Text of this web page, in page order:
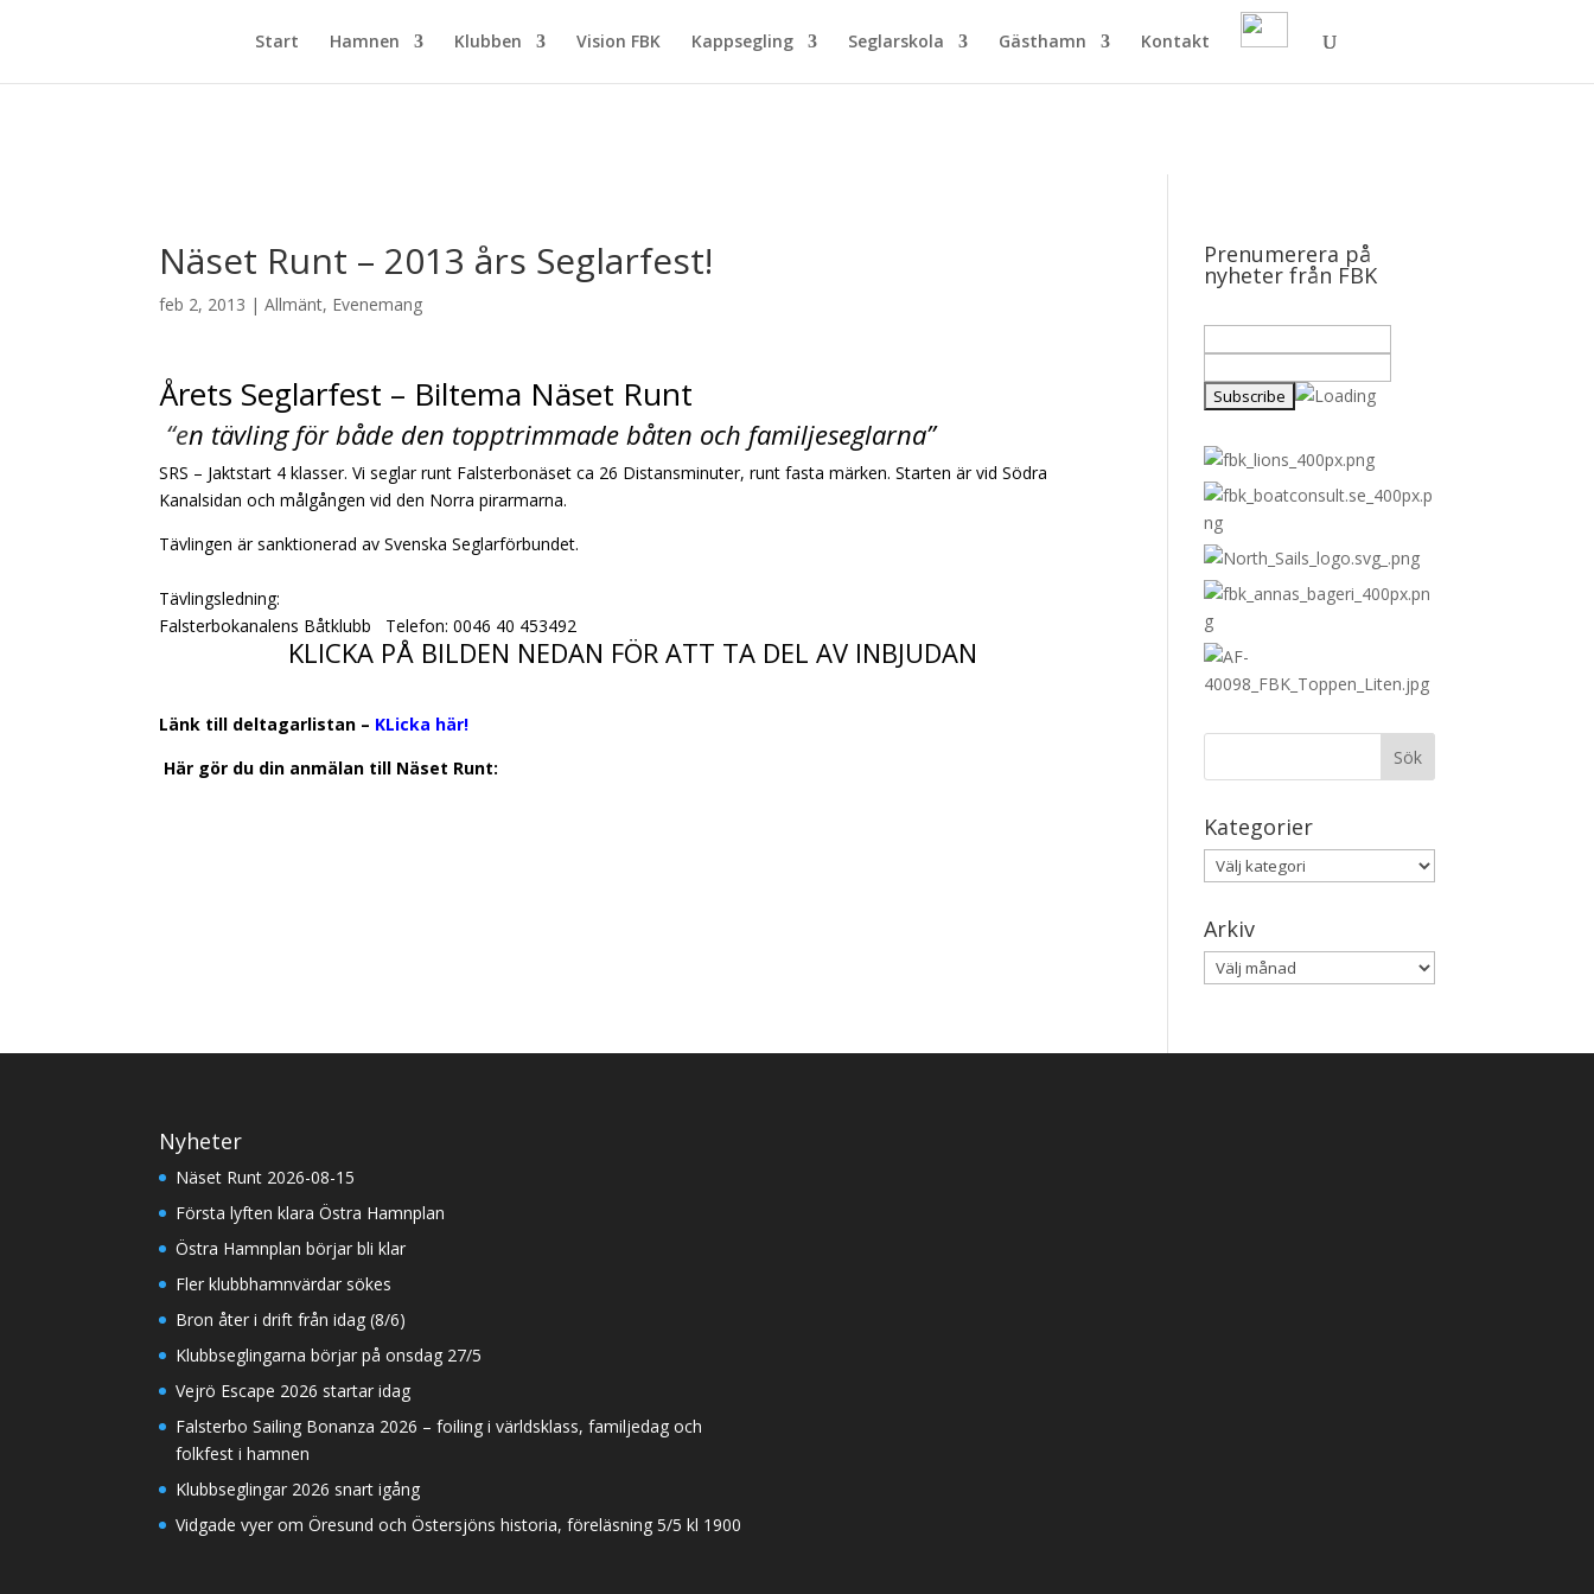
Start Hamnen Klubben Vision FBK Kappsegling Seglarskola Gästhamn Kontakt
Näset Runt – 2013 års Seglarfest!
feb 2, 2013 |Allmänt, Evenemang
Årets Seglarfest – Biltema Näset Runt
“en tävling för både den topptrimmade båten och familjeseglarna”
SRS – Jaktstart 4 klasser. Vi seglar runt Falsterbonäset ca 26 Distansminuter, runt fasta märken. Starten är vid Södra
Kanalsidan och målgången vid den Norra pirarmarna.
Tävlingen är sanktionerad av Svenska Seglarförbundet.
Tävlingsledning:
Falsterbokanalens Båtklubb Telefon: 0046 40 453492
KLICKA PÅ BILDEN NEDAN FÖR ATT TA DEL AV INBJUDAN
Länk till deltagarlistan – KLicka här!
Här gör du din anmälan till Näset Runt:
Prenumerera på
nyheter från FBK
Kategorier
Kategorier
Arkiv
Arkiv
Nyheter
Näset Runt 2026-08-15
Första lyften klara Östra Hamnplan
Östra Hamnplan börjar bli klar
Fler klubbhamnvärdar sökes
Bron åter i drift från idag (8/6)
Klubbseglingarna börjar på onsdag 27/5
Vejrö Escape 2026 startar idag
Falsterbo Sailing Bonanza 2026 – foiling i världsklass, familjedag och
folkfest i hamnen
Klubbseglingar 2026 snart igång
Vidgade vyer om Öresund och Östersjöns historia, föreläsning 5/5 kl 1900